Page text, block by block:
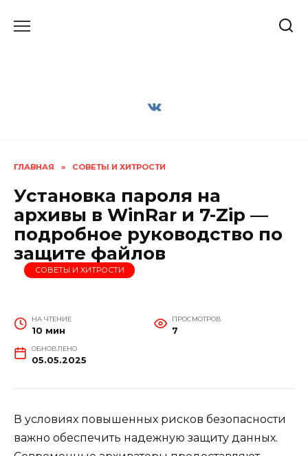
ГЛАВНАЯ » СОВЕТЫ И ХИТРОСТИ
Установка пароля на
архивы в WinRar и 7-Zip —
подробное руководство по
защите файлов
СОВЕТЫ И ХИТРОСТИ
НА ЧТЕНИЕ
10 мин
ПРОСМОТРОВ
7
ОБНОВЛЕНО
05.05.2025
В условиях повышенных рисков безопасности
важно обеспечить надежную защиту данных.